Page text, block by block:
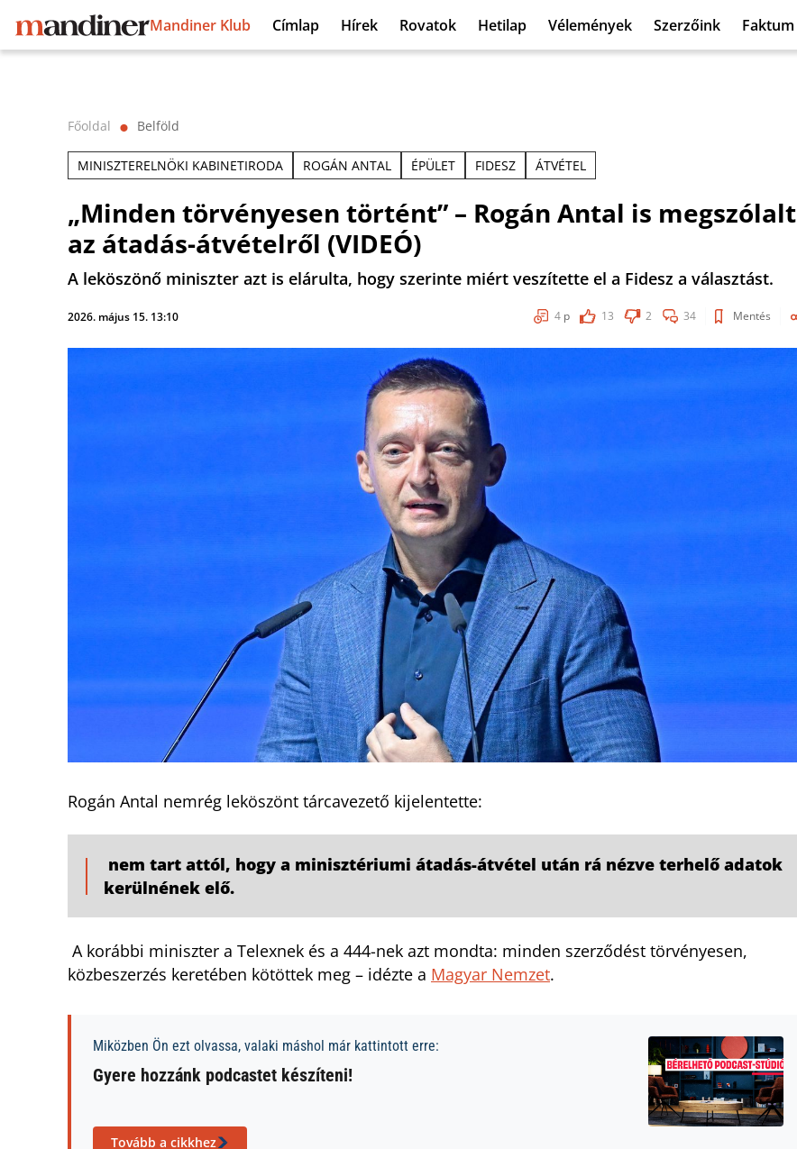
Mandiner Klub Címlap Hírek Rovatok Hetilap Vélemények Szerzőink Faktum
Főoldal ⬤ Belföld
MINISZTERELNÖKI KABINETIRODA ROGÁN ANTAL ÉPÜLET FIDESZ ÁTVÉTEL
„Minden törvényesen történt” – Rogán Antal is megszólalt
az átadás-átvételről (VIDEÓ)
A leköszönő miniszter azt is elárulta, hogy szerinte miért veszítette el a Fidesz a választást.
2026. május 15. 13:10 4 p 13 2 34 Mentés
Rogán Antal nemrég leköszönt tárcavezető kijelentette:
nem tart attól, hogy a minisztériumi átadás-átvétel után rá nézve terhelő adatok
kerülnének elő.
A korábbi miniszter a Telexnek és a 444-nek azt mondta: minden szerződést törvényesen,
közbeszerzés keretében kötöttek meg – idézte a Magyar Nemzet.
Miközben Ön ezt olvassa, valaki máshol már kattintott erre:
Gyere hozzánk podcastet készíteni!
Tovább a cikkhez